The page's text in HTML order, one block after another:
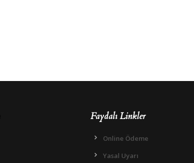
Faydalı Linkler
Online Ödeme
Yasal Uyarı